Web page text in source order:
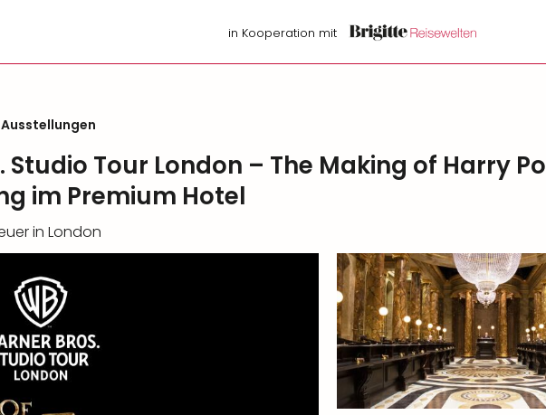
in Kooperation mit
Ausstellungen
Studio Tour London – The Making of Harry
im Premium Hotel
in London